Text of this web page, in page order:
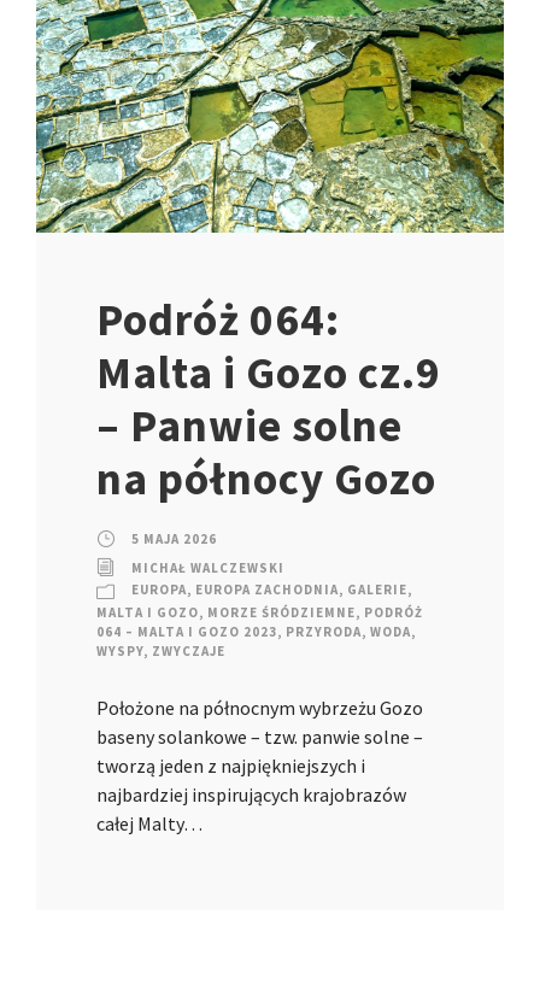
Podróż 064:
Malta i Gozo cz.9
– Panwie solne
na północy Gozo
5 MAJA 2026
MICHAŁ WALCZEWSKI
EUROPA, EUROPA ZACHODNIA, GALERIE,
MALTA I GOZO, MORZE ŚRÓDZIEMNE, PODRÓŻ
064 – MALTA I GOZO 2023, PRZYRODA, WODA,
WYSPY, ZWYCZAJE
Położone na północnym wybrzeżu Gozo
baseny solankowe – tzw. panwie solne –
tworzą jeden z najpiękniejszych i
najbardziej inspirujących krajobrazów
całej Malty…